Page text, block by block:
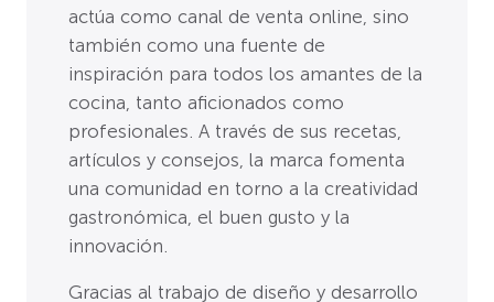
actúa como canal de venta online, sino
también como una fuente de
inspiración para todos los amantes de la
cocina, tanto aficionados como
profesionales. A través de sus recetas,
artículos y consejos, la marca fomenta
una comunidad en torno a la creatividad
gastronómica, el buen gusto y la
innovación.
Gracias al trabajo de diseño y desarrollo